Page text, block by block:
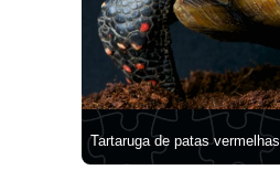
Tartaruga de patas vermelhas